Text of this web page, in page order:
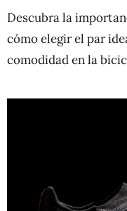
Descubra la
cómo elegir el par
comodidad en la